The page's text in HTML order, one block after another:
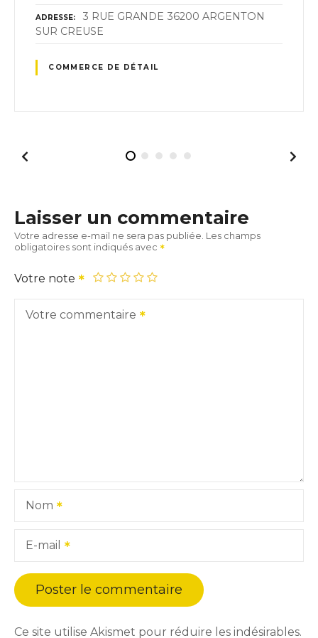
ADRESSE
3 RUE GRANDE 36200 ARGENTON
SUR CREUSE
COMMERCE DE DÉTAIL
Laisser un commentaire
Votre adresse e-mail ne sera pas publiée. Les champs
obligatoires sont indiqués avec
Votre note
Votre commentaire
Nom
E-mail
Ce site utilise Akismet pour réduire les indésirables.